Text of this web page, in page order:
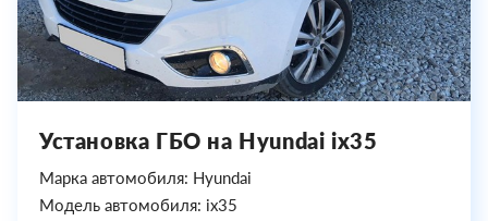
Установка ГБО на Hyundai ix35
Марка автомобиля: Hyundai
Модель автомобиля: ix35